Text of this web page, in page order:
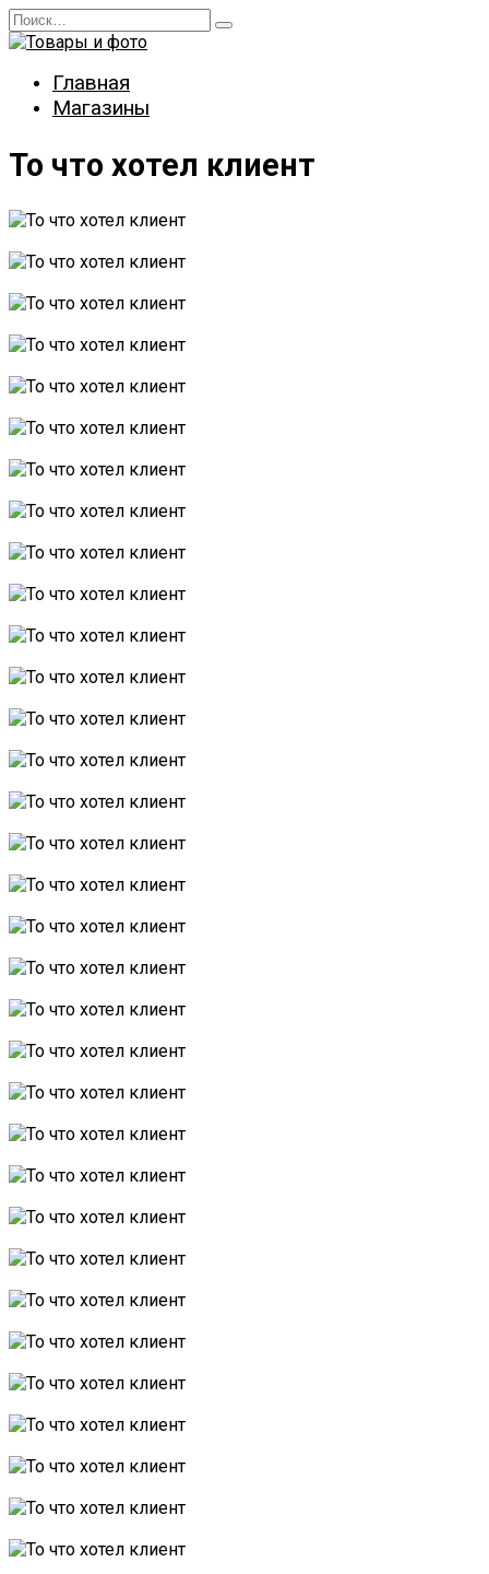
Перейти
к
Search
for:
Главная
Магазины
То что хотел клиент